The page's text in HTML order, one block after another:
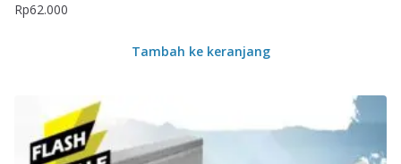
Rp62.000
Tambah ke keranjang